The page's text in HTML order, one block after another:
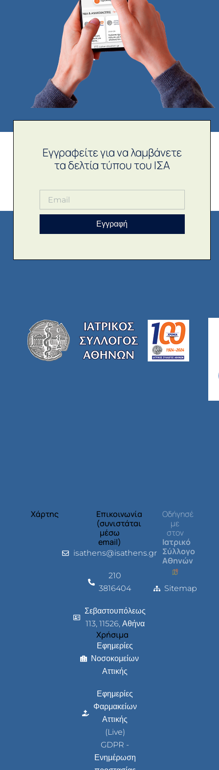
Εγγραφείτε για να λαμβάνετε
τα δελτία τύπου του ΙΣΑ
Εγγραφή
Χάρτης
Επικοινωνία
(συνιστάται
μέσω
email)
isathens@isathens.gr
210
3816404
Σεβαστουπόλεως
113, 11526, Αθήνα
Χρήσιμα
Εφημερίες
Νοσοκομείων
Αττικής
Εφημερίες
Φαρμακείων
Αττικής
(Live)
GDPR -
Ενημέρωση
Οδήγησέ
με
στον
Ιατρικό
Σύλλογο
Αθηνών
Sitemap